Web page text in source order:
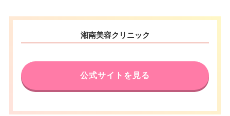
湘南美容クリニック
公式サイトを見る